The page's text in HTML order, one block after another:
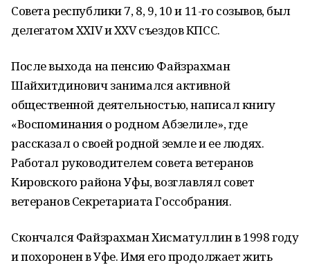
Совета республики 7, 8, 9, 10 и 11-го созывов, был
делегатом XXIV и XXV съездов КПСС.
После выхода на пенсию Файзрахман
Шайхитдинович занимался активной
общественной деятельностью, написал книгу
«Воспоминания о родном Абзелиле», где
рассказал о своей родной земле и ее людях.
Работал руководителем совета ветеранов
Кировского района Уфы, возглавлял совет
ветеранов Секретариата Госсобрания.
Скончался Файзрахман Хисматуллин в 1998 году
и похоронен в Уфе. Имя его продолжает жить